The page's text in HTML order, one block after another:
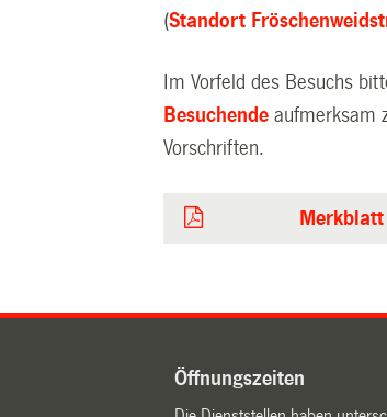
(Standort
Im Vorfeld des Besuchs
Besuchendeaufmerksam
Vorschriften.
Öffnungszeiten